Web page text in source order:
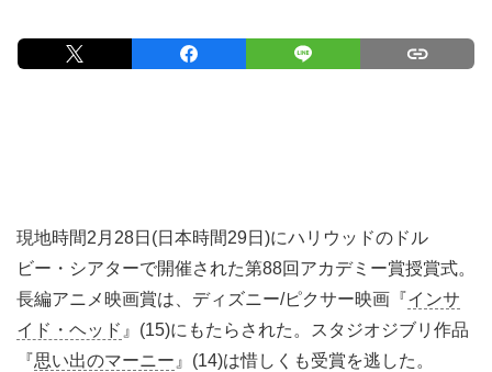
現地時間2月28日(日本時間29日)にハリウッドのドル
ビー・シアターで開催された第88回アカデミー賞授賞式。
長編アニメ映画賞は、ディズニー/ピクサー映画『インサ
イド・ヘッド 』(15)にもたらされた。スタジオジブリ作品
『思い出のマーニー 』(14)は惜しくも受賞を逃した。